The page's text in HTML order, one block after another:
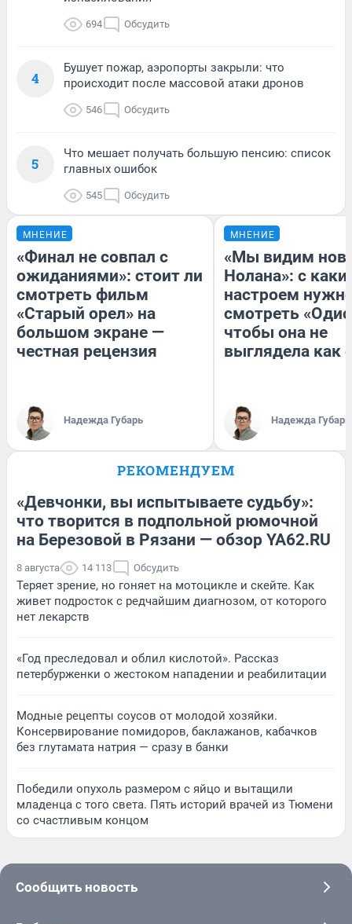
694 Обсудить
4
Бушует пожар, аэропорты закрыли: что
происходит после массовой атаки дронов
546 Обсудить
5
Что мешает получать большую пенсию: список
главных ошибок
545 Обсудить
МНЕНИЕ
«Финал не совпал с
ожиданиями»: стоит ли
смотреть фильм
«Старый орел» на
большом экране —
честная рецензия
Надежда Губарь
МНЕНИЕ
«Мы видим
Нолана»: с
настроем
смотреть
чтобы она не
выглядела как
Надежда Губарь
РЕКОМЕНДУЕМ
«Девчонки, вы испытываете судьбу»:
что творится в подпольной рюмочной
на Березовой в Рязани — обзор YA62.RU
8 августа 14 113 Обсудить
Теряет зрение, но гоняет на мотоцикле и скейте. Как
живет подросток с редчайшим диагнозом, от которого
нет лекарств
«Год преследовал и облил кислотой». Рассказ
петербурженки о жестоком нападении и реабилитации
Модные рецепты соусов от молодой хозяйки.
Консервирование помидоров, баклажанов, кабачков
без глутамата натрия — сразу в банки
Победили опухоль размером с яйцо и вытащили
младенца с того света. Пять историй врачей из Тюмени
со счастливым концом
Сообщить новость